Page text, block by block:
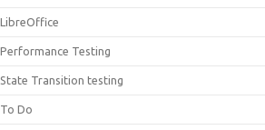
LibreOffice
Performance Testing
State Transition testing
To Do